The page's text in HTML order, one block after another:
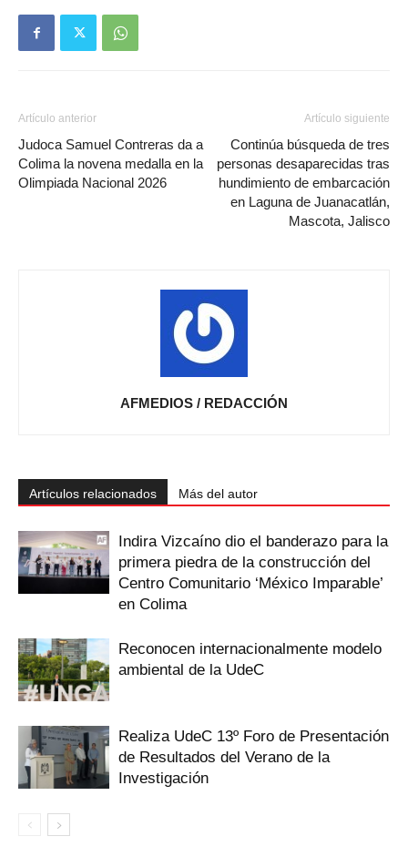
Artículo anterior
Judoca Samuel Contreras da a
Colima la novena medalla en la
Olimpiada Nacional 2026
Artículo siguiente
Continúa búsqueda de tres
personas desaparecidas tras
hundimiento de embarcación
en Laguna de Juanacatlán,
Mascota, Jalisco
AFMEDIOS / REDACCIÓN
Artículos relacionados Más del autor
Indira Vizcaíno dio el banderazo para la
primera piedra de la construcción del
Centro Comunitario ‘México Imparable’
en Colima
Reconocen internacionalmente modelo
ambiental de la UdeC
Realiza UdeC 13º Foro de Presentación
de Resultados del Verano de la
Investigación